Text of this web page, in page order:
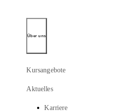
Über uns
Kursangebote
Aktuelles
Karriere